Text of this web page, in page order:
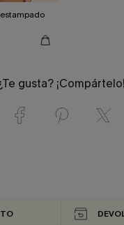
gusta? ¡Compártelo!